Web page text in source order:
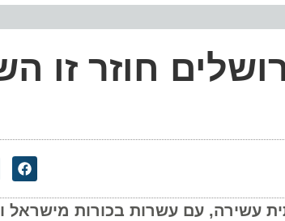
חוזר זו
עשירה, עם עשרות בכורות מישראל